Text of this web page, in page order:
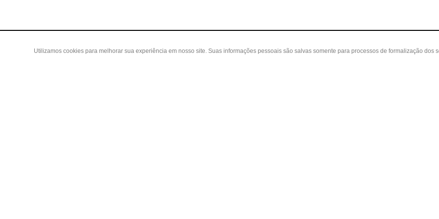
Utilizamos cookies para melhorar sua experiência em nosso site. Suas informações pessoais são salvas somente para processos de formalização dos